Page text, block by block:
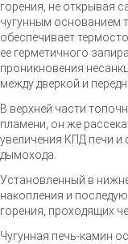
горения, не открывая
чугунным основанием
обеспечивает
ее герметичного
проникновения
между дверкой и
В верхней части
пламени, он же
увеличения КПД печи
дымохода.
Установленный в
накопления и
горения, проходящих
Чугунная печь-камин